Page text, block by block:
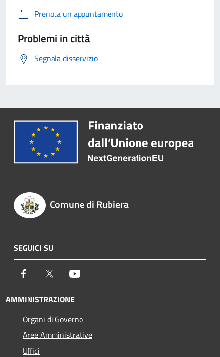
Prenota un appuntamento
Problemi in città
Segnala disservizio
Comune di Rubiera
SEGUICI SU
Facebook Twitter
AMMINISTRAZIONE
Organi di Governo
Aree Amministrative
Uffici